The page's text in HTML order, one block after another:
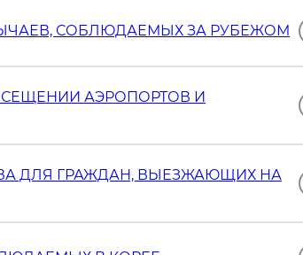
СОБЛЮДАЕМЫХ ЗА РУБЕЖОМ
АЭРОПОРТОВ И
ДЛЯ ГРАЖДАН, ВЫЕЗЖАЮЩИХ НА